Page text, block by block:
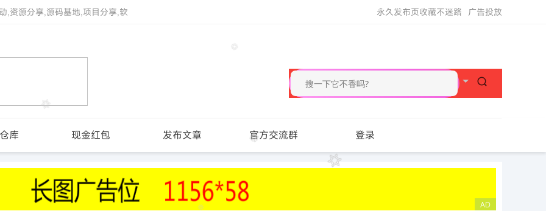
,资源分享,源码基地,项目分享,软 广告投放
永久发布页收藏不迷路
库 现金红包 发布文章 官方交流群 登录